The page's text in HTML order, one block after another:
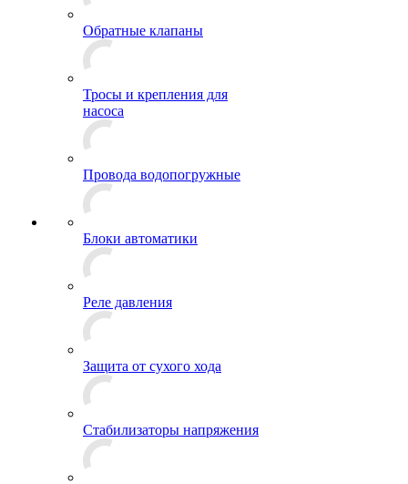
Обратные клапаны
Тросы и крепления для
насоса
Провода водопогружные
Блоки автоматики
Реле давления
Защита от сухого хода
Стабилизаторы напряжения